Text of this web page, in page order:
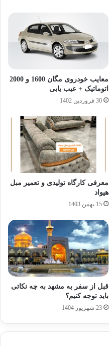
معایب خودروی مگان 1600 و 2000
اتوماتیک + عیب یابی
30 فروردین 1402
معرفی کارگاه تولیدی و تعمیر مبل
هیواد
15 بهمن 1403
قبل از سفر به مشهد به چه نکاتی
باید توجه کنیم؟
23 شهریور 1404